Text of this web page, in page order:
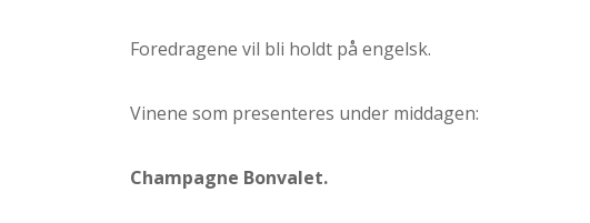
Foredragene vil bli holdt på engelsk.
Vinene som presenteres under middagen:
Champagne Bonvalet.